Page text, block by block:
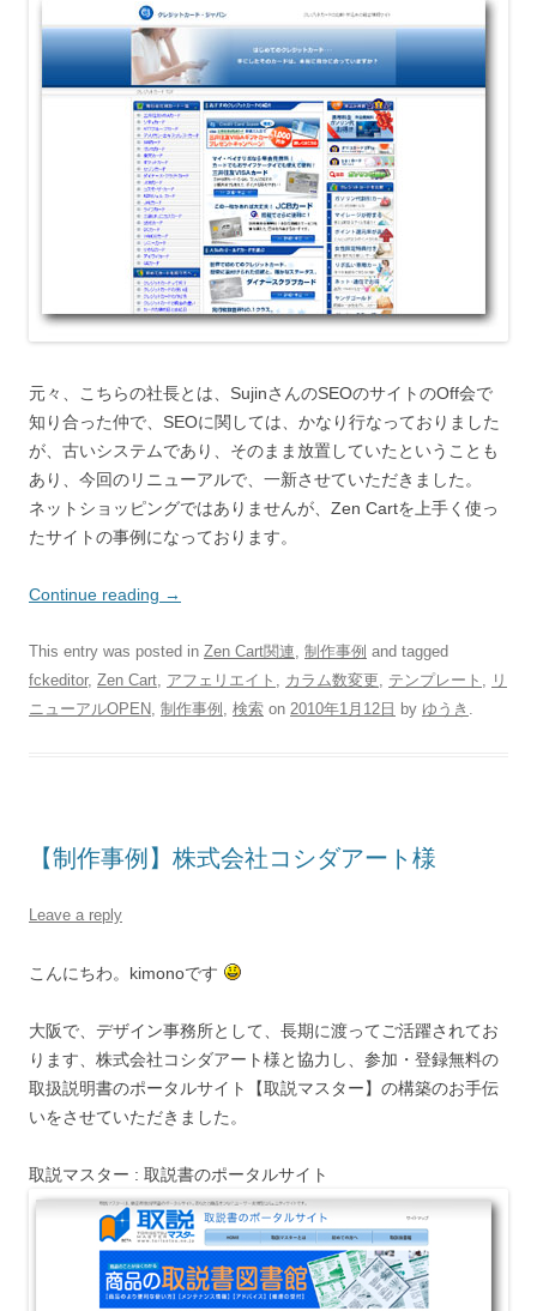
元々、こちらの社長とは、SujinさんのSEOのサイトのOff会で
知り合った仲で、SEOに関しては、かなり行なっておりました
が、古いシステムであり、そのまま放置していたということも
あり、今回のリニューアルで、一新させていただきました。
ネットショッピングではありませんが、Zen Cartを上手く使っ
たサイトの事例になっております。
Continue reading →
This entry was posted in Zen Cart関連 制作事例 and tagged
fckeditor, Zen Cart アフェリエイト カラム数変更 テンプレート
リ
ニューアルOPEN
制作事例 検索 on 2010年1月12日 by ゆうき
【制作事例】株式会社コシダアート様
Leave a reply
こんにちわ。kimonoです
大阪で、デザイン事務所として、長期に渡ってご活躍されてお
ります、株式会社コシダアート様と協力し、参加・登録無料の
取扱説明書のポータルサイト【取説マスター】の構築のお手伝
いをさせていただきました。
取説マスター : 取説書のポータルサイト